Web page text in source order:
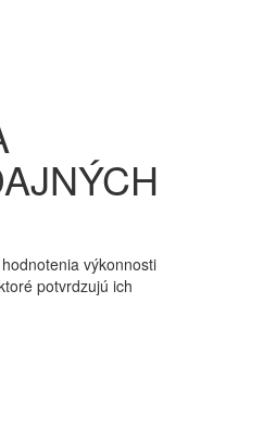
výkonnosti
potvrdzujú ich